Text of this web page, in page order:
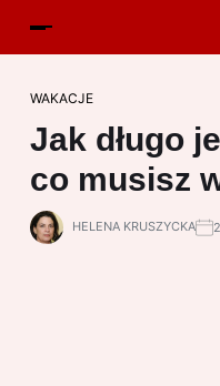
WAKACJE
Jak długo
co musisz
HELENA KRUSZYCKA